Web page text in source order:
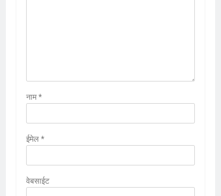
नाम*
ईमेल *
वेबसाईट